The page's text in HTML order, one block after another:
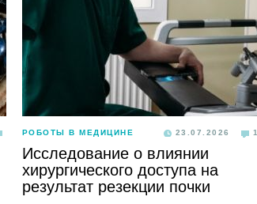
РОБОТЫ В МЕДИЦИНЕ 23.07.2026 1
Исследование о влиянии
хирургического доступа на
результат резекции почки